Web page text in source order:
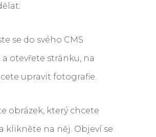
se do svého CMS
a otevřete stránku, na
upravit fotografie.
obrázek, který chcete
klikněte na něj. Objeví se